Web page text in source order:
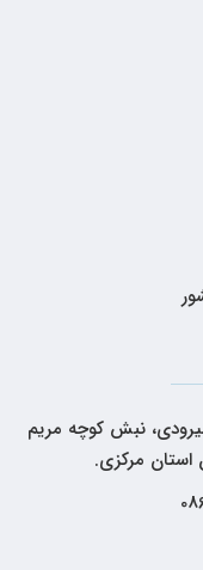
نبش کوچه مریم
استان مرکزی.